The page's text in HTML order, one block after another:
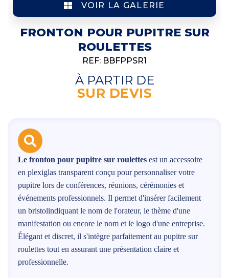
VOIR LA GALERIE
FRONTON POUR PUPITRE SUR
ROULETTES
REF: BBFPPSR1
À PARTIR DE
SUR DEVIS
Le fronton pour pupitre sur roulettes est un accessoire
en plexiglas transparent conçu pour personnaliser votre
pupitre lors de conférences, réunions, cérémonies et
événements professionnels. Il permet d'insérer facilement
un bristolindiquant le nom de l'orateur, le thème d'une
manifestation ou encore le nom et le logo d'une entreprise.
Élégant et discret, il s'intègre parfaitement au pupitre sur
roulettes tout en assurant une présentation claire et
professionnelle.